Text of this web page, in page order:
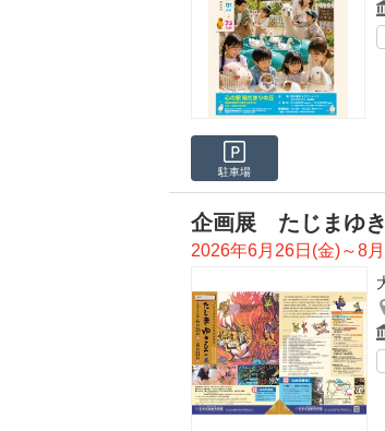
駐車場
企画展 たじまゆき
2026年6月26日(金)～8